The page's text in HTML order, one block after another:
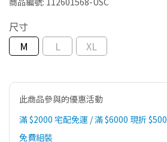
尺寸
M
L XL
此商品參與的優惠活動
滿 $2000 宅配免運 / 滿 $6000 現折 $500
免費組裝